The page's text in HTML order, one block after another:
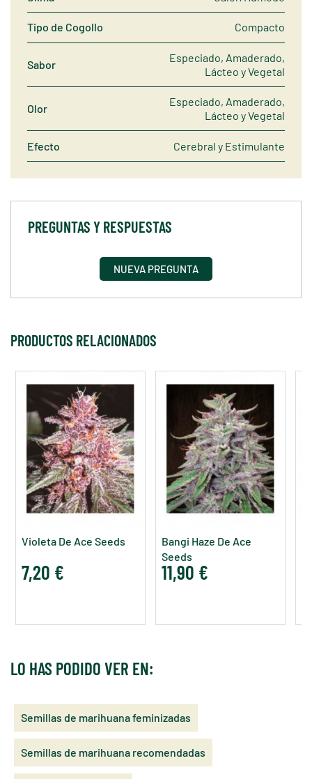
Tipo de Cogollo Compacto
Sabor
Especiado, Amaderado,
Lácteo y Vegetal
Olor
Especiado, Amaderado,
Lácteo y Vegetal
Efecto Cerebral y Estimulante
PREGUNTAS Y RESPUESTAS
NUEVA PREGUNTA
PRODUCTOS RELACIONADOS
Violeta De Ace Seeds
7,20 €
Bangi Haze De Ace
Seeds
11,90 €
LO HAS PODIDO VER EN:
Semillas de marihuana feminizadas
Semillas de marihuana recomendadas